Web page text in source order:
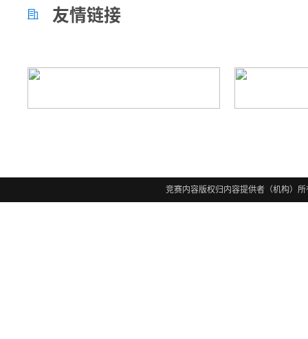
 友情链接
竞赛内容版权归内容提供者（机构）